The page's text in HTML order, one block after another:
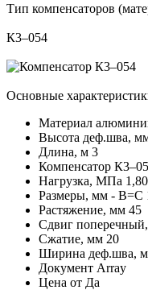
Тип компенсаторов
К3–054
Основные
Материал
Высота деф.шва,
Длина, м 3
Компенсатор
Нагрузка, МПа 1,80
Размеры, мм - В=С
Растяжение, мм 45
Сдвиг
Сжатие, мм 20
Ширина деф.шва,
Документ Array
Цена от Да